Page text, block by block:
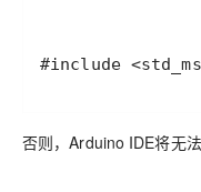
#include
否则，Arduino IDE将无法